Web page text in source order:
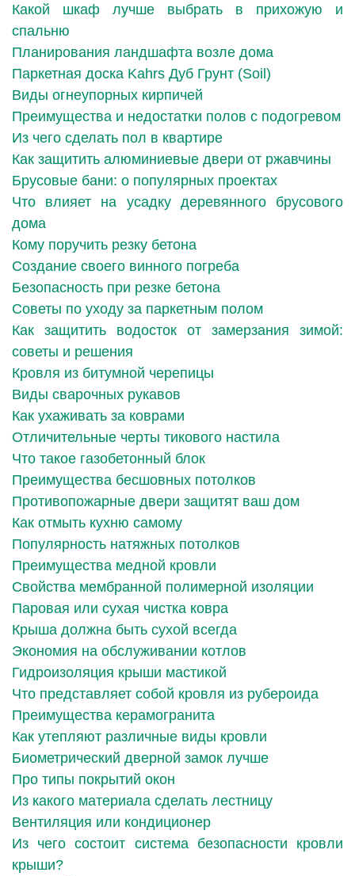
Какой шкаф лучше выбрать в прихожую и
спальню
Планирования ландшафта возле дома
Паркетная доска Kahrs Дуб Грунт (Soil)
Виды огнеупорных кирпичей
Преимущества и недостатки полов с подогревом
Из чего сделать пол в квартире
Как защитить алюминиевые двери от ржавчины
Брусовые бани: о популярных проектах
Что влияет на усадку деревянного брусового
дома
Кому поручить резку бетона
Создание своего винного погреба
Безопасность при резке бетона
Советы по уходу за паркетным полом
Как защитить водосток от замерзания зимой:
советы и решения
Кровля из битумной черепицы
Виды сварочных рукавов
Как ухаживать за коврами
Отличительные черты тикового настила
Что такое газобетонный блок
Преимущества бесшовных потолков
Противопожарные двери защитят ваш дом
Как отмыть кухню самому
Популярность натяжных потолков
Преимущества медной кровли
Свойства мембранной полимерной изоляции
Паровая или сухая чистка ковра
Крыша должна быть сухой всегда
Экономия на обслуживании котлов
Гидроизоляция крыши мастикой
Что представляет собой кровля из рубероида
Преимущества керамогранита
Как утепляют различные виды кровли
Биометрический дверной замок лучше
Про типы покрытий окон
Из какого материала сделать лестницу
Вентиляция или кондиционер
Из чего состоит система безопасности кровли
крыши?